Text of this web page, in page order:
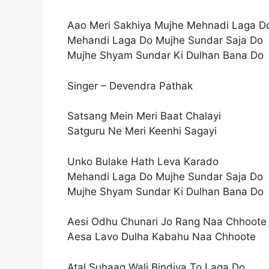
Aao Meri Sakhiya Mujhe Mehnadi Laga
Mehandi Laga Do Mujhe Sundar Saja Do
Mujhe Shyam Sundar Ki Dulhan Bana Do
Singer – Devendra Pathak
Satsang Mein Meri Baat Chalayi
Satguru Ne Meri Keenhi Sagayi
Unko Bulake Hath Leva Karado
Mehandi Laga Do Mujhe Sundar Saja Do
Mujhe Shyam Sundar Ki Dulhan Bana Do
Aesi Odhu Chunari Jo Rang Naa Chhoote
Aesa Lavo Dulha Kabahu Naa Chhoote